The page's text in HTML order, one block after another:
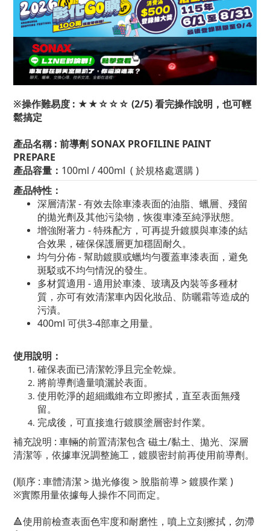
※操作難易度 : ★★☆☆☆ (2/5) 看完操作說明，也可輕
鬆搞定
產品名稱 : 前導劑SONAX PROFILINE PAINT
PREPARE
產品容量： 100ml / 400ml ( 於規格處選購 )
產品特性：
深層清潔 - 有效去除車漆表面的油脂、蠟層、殘留
的拋光劑及其他污染物，恢復車漆至純淨狀態。
增強附著力 - 特殊配方，可再提升鍍膜與車漆的結
合效果，確保保護層更加穩固耐久。
均勻分佈 - 幫助鍍膜或蠟均勻覆蓋車漆表面，避免
斑駁或不均勻情況的發生。
多材質適用 - 適用於車漆、玻璃及內裝等多種材
質，亦可有效清潔車內因化妝品、防曬霜等造成的
污漬。
400ml 可供3-4部車之用量。
使用說明：
確保表面已清潔乾淨且完全乾燥。
將前導劑適量噴灑於表面。
使用乾淨的超細纖維布立即擦拭，直至表面無殘
留。
完成後，可直接進行鍍膜塗層密封作業。
補充說明 : 車輛的前置清潔包含 磁土/黏土、拋光、深層
清潔等，依據車況調整施工，鍍膜密封前再使用前導劑。
(順序 : 車體清潔 > 拋光修復 > 脫脂前導 > 鍍膜作業 )
※實際用量依據每人操作不同而定。
🔺使用前檢查表面色牢度和耐磨性，噴上立刻擦拭，勿滯